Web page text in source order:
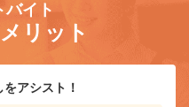
バイト
リット
アシスト！